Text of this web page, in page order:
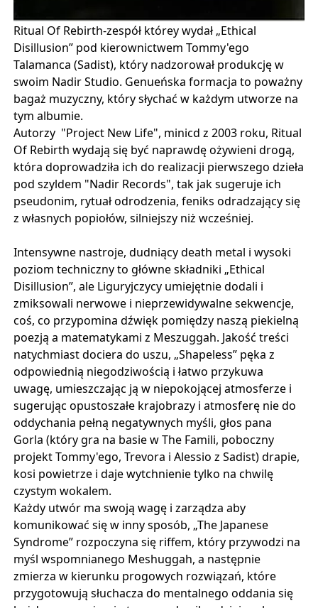
Ritual Of Rebirth-zespół którey wydał „Ethical
Disillusion” pod kierownictwem Tommy'ego
Talamanca (Sadist), który nadzorował produkcję w
swoim Nadir Studio. Genueńska formacja to poważny
bagaż muzyczny, który słychać w każdym utworze na
tym albumie.
Autorzy "Project New Life", minicd z 2003 roku, Ritual
Of Rebirth wydają się być naprawdę ożywieni drogą,
która doprowadziła ich do realizacji pierwszego dzieła
pod szyldem "Nadir Records", tak jak sugeruje ich
pseudonim, rytuał odrodzenia, feniks odradzający się
z własnych popiołów, silniejszy niż wcześniej.
Intensywne nastroje, dudniący death metal i wysoki
poziom techniczny to główne składniki „Ethical
Disillusion”, ale Liguryjczycy umiejętnie dodali i
zmiksowali nerwowe i nieprzewidywalne sekwencje,
coś, co przypomina dźwięk pomiędzy naszą piekielną
poezją a matematykami z Meszuggah. Jakość treści
natychmiast dociera do uszu, „Shapeless” pęka z
odpowiednią niegodziwością i łatwo przykuwa
uwagę, umieszczając ją w niepokojącej atmosferze i
sugerując opustoszałe krajobrazy i atmosferę nie do
oddychania pełną negatywnych myśli, głos pana
Gorla (który gra na basie w The Famili, poboczny
projekt Tommy'ego, Trevora i Alessio z Sadist) drapie,
kosi powietrze i daje wytchnienie tylko na chwilę
czystym wokalem.
Każdy utwór ma swoją wagę i zarządza aby
komunikować się w inny sposób, „The Japanese
Syndrome” rozpoczyna się riffem, który przywodzi na
myśl wspomnianego Meshuggah, a następnie
zmierza w kierunku progowych rozwiązań, które
przygotowują słuchacza do mentalnego oddania się